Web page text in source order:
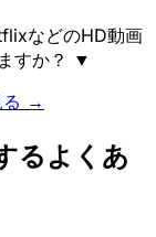
などのHD動画
すか？ ▼
る →
るよくあ